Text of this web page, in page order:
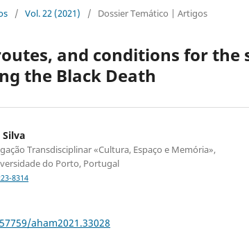
/ Vol. 22 (2021) / Dossier Temático | Artigos
and conditions for the
the Black Death
Transdisciplinar «Cultura, Espaço e Memória»,
do Porto, Portugal
8314
aham2021.33028